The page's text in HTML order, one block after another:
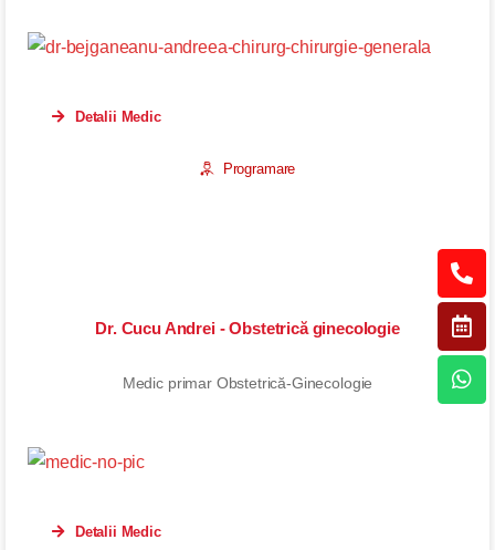
Detalii Medic
Programare
Dr. Cucu Andrei - Obstetrică ginecologie
Medic primar Obstetrică-Ginecologie
Detalii Medic